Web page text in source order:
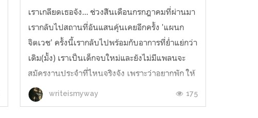
เราเกลียดเธอจัง... ช่วงส้ินเดือนกรกฎาคมที่ผ่านมา
เรากลับไปสถานที่อันแสนคุ้นเคยอีกครั้ง 'แผนก
จิตเวช' ครั้งนี้เรากลับไปพร้อมกับอาการที่ย่ำแย่กว่า
เดิม(มั้ง) เราเป็นเด็กจบใหม่และยังไม่มีแพลนจะ
สมัครงานประจำที่ไหนจริงจัง เพราะว่าอยากพัก ให้
ร่างกายของตัวเองได้ชาร์จพลังและทำสิ่งที่ชอบให้
สุด นั่นก็คือการ...
writeismyway 175